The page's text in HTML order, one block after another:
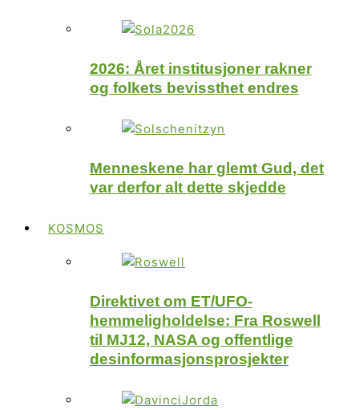
2026: Året institusjoner rakner
og folkets bevissthet endres
Menneskene har glemt Gud, det
var derfor alt dette skjedde
KOSMOS
Direktivet om ET/UFO-
hemmeligholdelse: Fra Roswell
til MJ12, NASA og offentlige
desinformasjonsprosjekter